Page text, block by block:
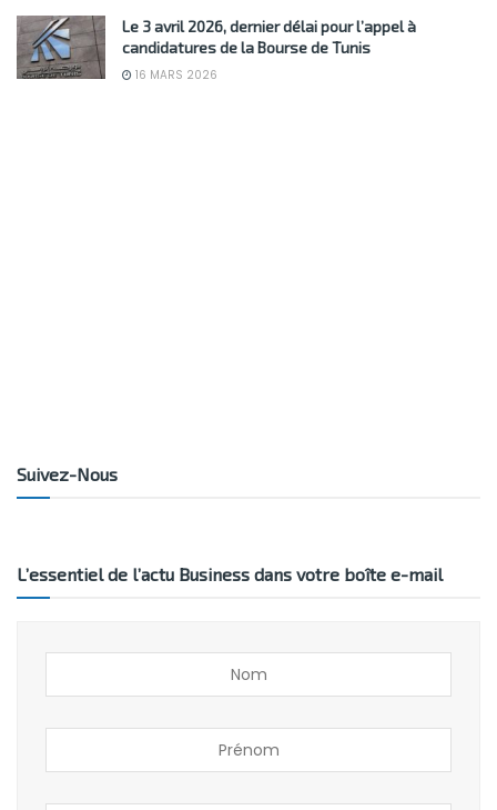
Le 3 avril 2026, dernier délai pour l’appel à
candidatures de la Bourse de Tunis
16 MARS 2026
Suivez-Nous
L’essentiel de l’actu Business dans votre boîte e-mail